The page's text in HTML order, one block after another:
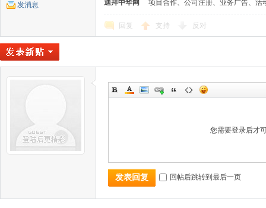
发消息
迪拜中华网
项目合作、公司注册、业务广告、活
回复 支持 反对
您需要登录后才
发表回复 回帖后跳转到最后一页